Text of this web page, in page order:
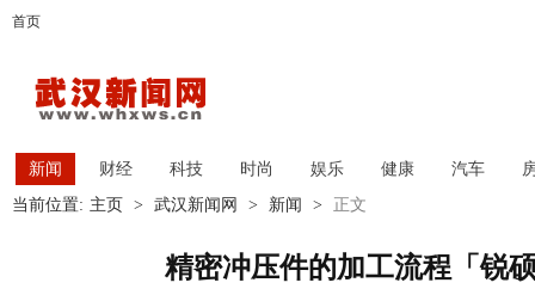
首页
新闻 财经 科技 时尚 娱乐 健康 汽车
当前位置: 主页 > 武汉新闻网 > 新闻 > 正文
精密冲压件的加工流程「锐